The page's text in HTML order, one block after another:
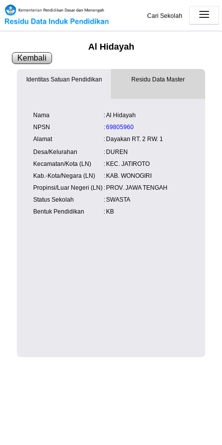
Cari Sekolah
Al Hidayah
Kembali
Identitas Satuan Pendidikan
Nama :Al Hidayah
NPSN
:69805960
Alamat
: Dayakan RT. 2 RW. 1
Desa/Kelurahan
: DUREN
Kecamatan/Kota (LN)
: KEC. JATIROTO
Kab.-Kota/Negara (LN)
: KAB. WONOGIRI
Propinsi/Luar Negeri (LN) : PROV. JAWA TENGAH
Status Sekolah
:SWASTA
Bentuk Pendidikan
: KB
Residu Data Master